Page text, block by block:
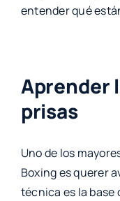
entender qué
Aprender
prisas
Uno de los
Boxing es querer
técnica es la base